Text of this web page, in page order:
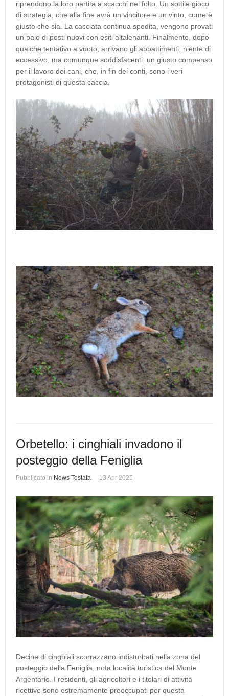
riprendono la loro partita a scacchi nel folto. Un sottile gioco
di strategia, che alla fine avrà un vincitore e un vinto, come è
giusto che sia. La cacciata continua spedita, vengono provati
un paio di posti nuovi con esiti altalenanti. Finalmente, dopo
qualche tentativo a vuoto, arrivano gli abbattimenti, niente di
eccessivo, ma comunque soddisfacenti: un giusto compenso
per il lavoro dei cani, che, in fin dei conti, sono i veri
protagonisti di questa caccia.
Orbetello: i cinghiali invadono il
posteggio della Feniglia
Pubblicato in News Testata 13 Apr 2025
Decine di cinghiali scorrazzano indisturbati nella zona del
posteggio della Feniglia, nota località turistica del Monte
Argentario. I residenti, gli agricoltori e i titolari di attività
ricettive sono estremamente preoccupati per questa